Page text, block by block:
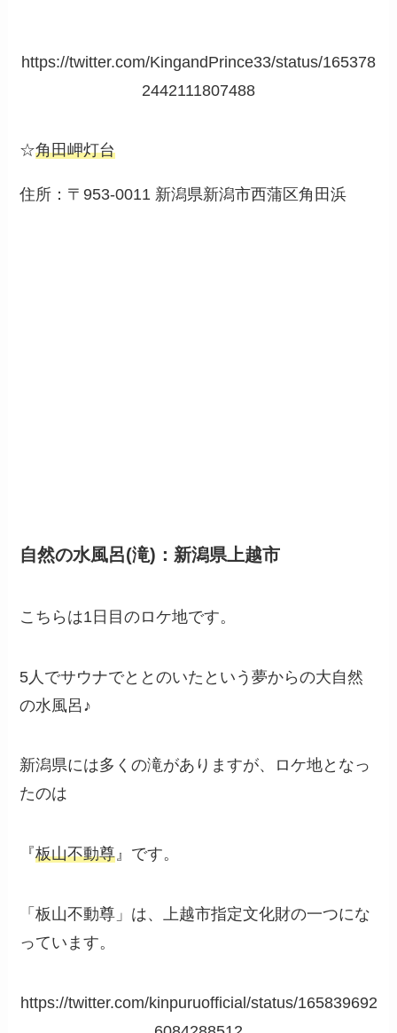
https://twitter.com/KingandPrince33/status/165378
2442111807488
☆角田岬灯台
住所：〒953-0011 新潟県新潟市西蒲区角田浜
自然の水風呂(滝)：新潟県上越市
こちらは1日目のロケ地です。
5人でサウナでととのいたという夢からの大自然
の水風呂♪
新潟県には多くの滝がありますが、ロケ地となっ
たのは
『板山不動尊』です。
「板山不動尊」は、上越市指定文化財の一つにな
っています。
https://twitter.com/kinpuruofficial/status/165839692